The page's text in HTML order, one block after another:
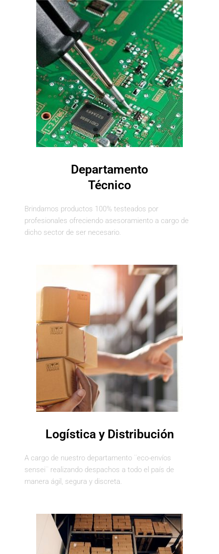
Departamento
Técnico
Brindamos productos 100% testeados por
profesionales ofreciendo asesoramiento a cargo de
dicho sector de ser necesario.
Logística y Distribución
A cargo de nuestro departamento ¨eco-envíos
sensei¨ realizando despachos a todo el país de
manera ágil, segura y discreta.